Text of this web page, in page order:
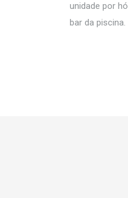
unidade por
bar da piscina.